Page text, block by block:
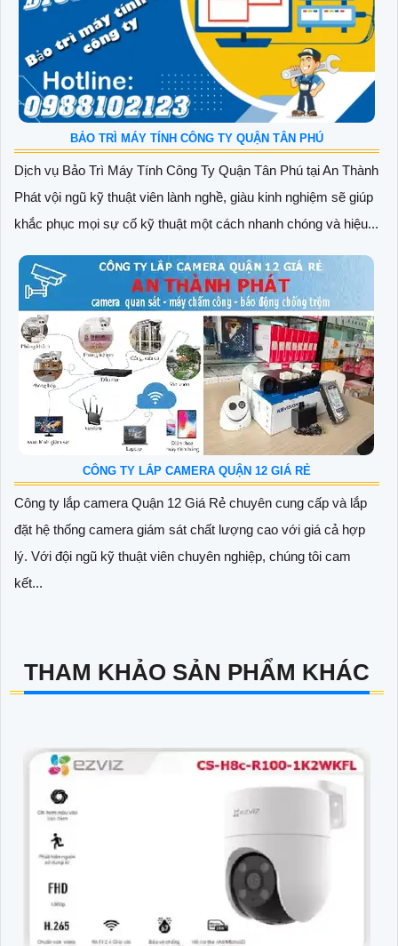
BẢO TRÌ MÁY TÍNH CÔNG TY QUẬN TÂN PHÚ
Dịch vụ Bảo Trì Máy Tính Công Ty Quận Tân Phú tại An Thành
Phát vội ngũ kỹ thuật viên lành nghề, giàu kinh nghiệm sẽ giúp
khắc phục mọi sự cố kỹ thuật một cách nhanh chóng và hiệu...
CÔNG TY LẮP CAMERA QUẬN 12 GIÁ RẺ
Công ty lắp camera Quận 12 Giá Rẻ chuyên cung cấp và lắp
đặt hệ thống camera giám sát chất lượng cao với giá cả hợp
lý. Với đội ngũ kỹ thuật viên chuyên nghiệp, chúng tôi cam
kết...
THAM KHẢO SẢN PHẨM KHÁC